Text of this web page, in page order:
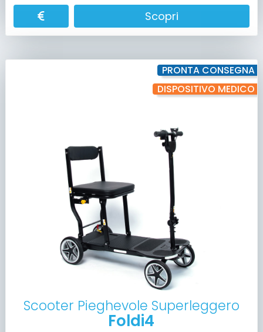
Scopri
PRONTA CONSEGNA
DISPOSITIVO MEDICO
Scooter Pieghevole Superleggero
Foldi4